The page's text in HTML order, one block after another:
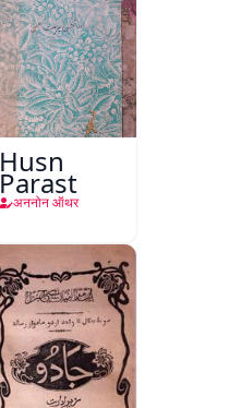
Husn
Parast
अननोन ऑथर